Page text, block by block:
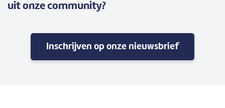
uit onze community?
Inschrijven op onze nieuwsbrief